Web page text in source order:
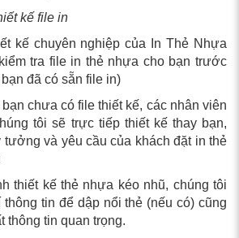
kế file in
kế chuyên nghiệp của In Thẻ Nhựa
tra file in thẻ nhựa cho bạn trước
đã có sẵn file in)
chưa có file thiết kế, các nhân viên
tôi sẽ trực tiếp thiết kế thay bạn,
tưởng và yêu cầu của khách đặt in thẻ
thiết kế thẻ nhựa kéo nhũ, chúng tôi
tin để dập nổi thẻ (nếu có) cũng
thông tin quan trọng.